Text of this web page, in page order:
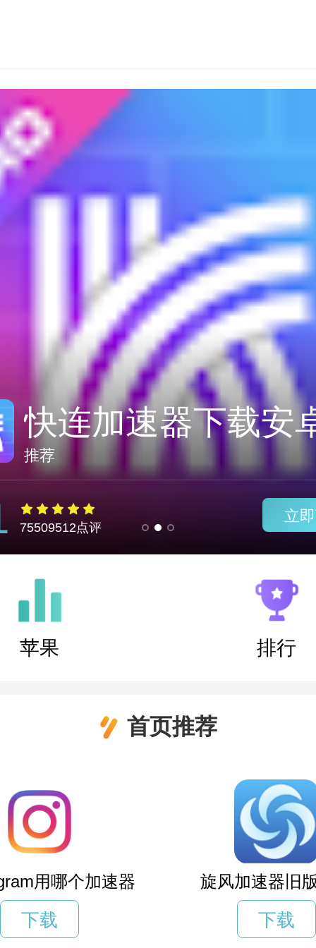
神灯加速npv官网
推荐
75509512点评
立
苹果 排行
首页推荐
用哪个加速器
下载
旋风加速器旧
下载